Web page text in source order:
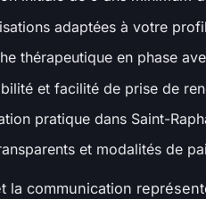
adaptées à votre
thérapeutique en phase
et facilité de prise de
pratique dans Saint-
et modalités de
la communication